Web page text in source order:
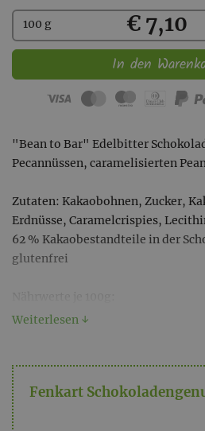
Kaufen
100 g € 7,10
In den
"Bean to Bar" Edelbitter
Pecannüssen, caramelisierten
Zutaten: Kakaobohnen, Zucker,
Erdnüsse, Caramelcrispies,
62 % Kakaobestandteile in der
glutenfrei
Energie 2228 kJ/503 kcal
Kohlenhydrate 44g
davon Zucker 38g
Eiweiß 7g
Weiterlesen ↓
Fenkart